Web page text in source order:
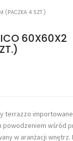
Lapitec
(PACZKA 4 SZT.)
60X60X2
terrazzo importowane
powodzeniem wśród
w aranżacji wnętrz.